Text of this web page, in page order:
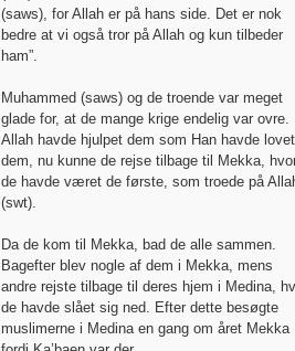
(saws), for Allah er på hans side. Det er nok
bedre at vi også tror på Allah og kun tilbeder
ham”.
Muhammed (saws) og de troende var meget
glade for, at de mange krige endelig var ovre.
Allah havde hjulpet dem som Han havde lovet
dem, nu kunne de rejse tilbage til Mekka,
de havde været de første, som troede på
(swt).
Da de kom til Mekka, bad de alle sammen.
Bagefter blev nogle af dem i Mekka, mens
andre rejste tilbage til deres hjem i Medina,
de havde slået sig ned. Efter dette besøgte
muslimerne i Medina en gang om året Mekka